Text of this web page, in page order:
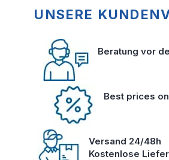
UNSERE
Beratung vor
Best prices
Versand 24/48h
Kostenlose